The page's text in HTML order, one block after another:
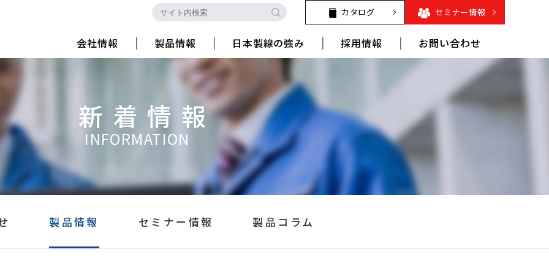
カタログ セミナー情報
会社情報 製品情報 日本製線の強み 採用情報 お問い合わせ
新着情報
INFORMATION
製品情報 セミナー情報 製品コラム